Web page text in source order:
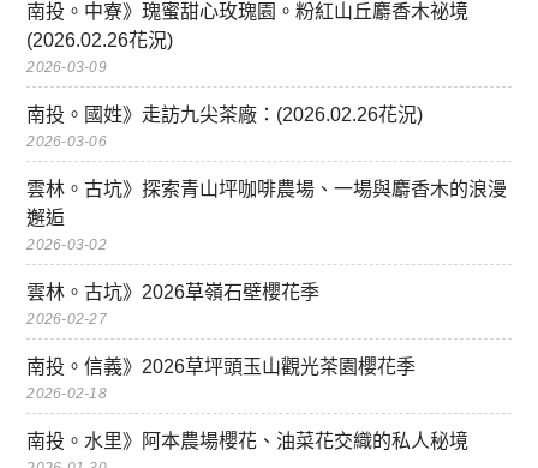
南投。中寮》瑰蜜甜心玫瑰園。粉紅山丘麝香木祕境
(2026.02.26花況)
2026-03-09
南投。國姓》走訪九尖茶廠：(2026.02.26花況)
2026-03-06
雲林。古坑》探索青山坪咖啡農場、一場與麝香木的浪漫
邂逅
2026-03-02
雲林。古坑》2026草嶺石壁櫻花季
2026-02-27
南投。信義》2026草坪頭玉山觀光茶園櫻花季
2026-02-18
南投。水里》阿本農場櫻花、油菜花交織的私人秘境